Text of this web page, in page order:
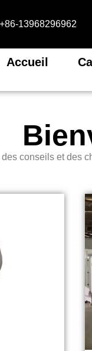
+86-13968296962
Accueil
conseils et des